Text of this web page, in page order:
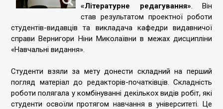
«Літературне редагування». Він
став результатом проектної роботи
студентів-видавців та викладача кафедри видавничої
справи Вернигори Ніни Миколаївни в межах дисципліни
«Навчальні видання».
Студенти взяли за мету донести складний на перший
погляд матеріал до редакторів-початківців. Складність
роботи полягала у комбінуванні декількох видів робіт, які
студенти освоїли протягом навчання в університеті. Це